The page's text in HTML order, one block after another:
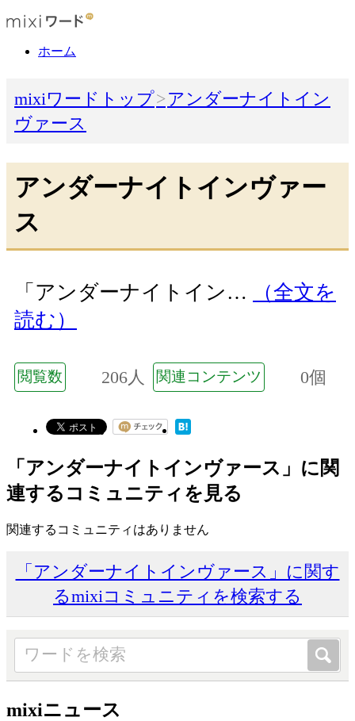
ホーム
mixiワードトップ
アンダーナイトイン
ヴァース
アンダーナイトインヴァー
ス
「アンダーナイトイン…
（全文を
読む）
閲覧数 206人 関連コンテンツ 0個
「アンダーナイトインヴァース」に関
連するコミュニティを見る
関連するコミュニティはありません
「アンダーナイトインヴァース」に関す
るmixiコミュニティを検索する
mixiニュース